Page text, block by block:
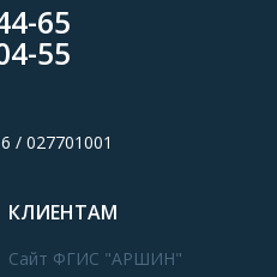
65
55
/ 027701001
КЛИЕНТАМ
Сайт ФГИС "АРШИН"